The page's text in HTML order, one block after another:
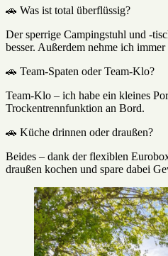
🚗 Was ist total überflüssig?
Der sperrige Campingstuhl und -
besser. Außerdem nehme ich
🚗 Team-Spaten oder Team-Klo?
Team-Klo – ich habe ein kleines
Trockentrennfunktion an Bord.
🚗 Küche drinnen oder draußen?
Beides – dank der flexiblen
draußen kochen und spare dabei